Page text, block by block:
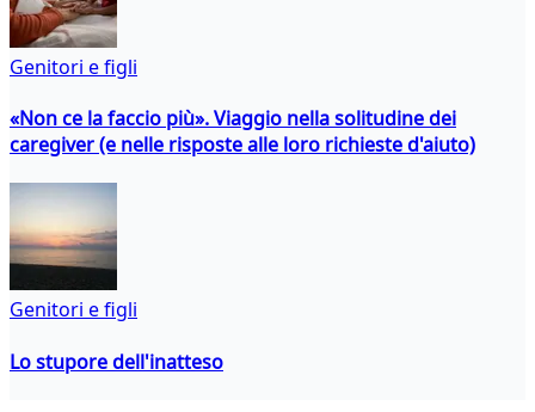
Genitori e figli
«Non ce la faccio più». Viaggio nella solitudine dei
caregiver (e nelle risposte alle loro richieste d'aiuto)
Genitori e figli
Lo stupore dell'inatteso